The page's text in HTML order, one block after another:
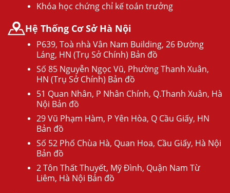
Khóa học chứng chỉ kế toán trưởng
Hệ Thống Cơ Sở Hà Nội
P639, Toà nhà Vân Nam Building, 26 Đường
Láng, HN (Trụ Sở Chính) Bản đồ
Số 85 Nguyễn Ngọc Vũ, Phường Thanh Xuân,
HN (Trụ Sở Chính) Bản đồ
51 Quan Nhân, P Nhân Chính, Q.Thanh Xuân, Hà
Nội Bản đồ
29 Vũ Phạm Hàm, P Yên Hòa, Q Cầu Giấy, HN
Bản đồ
Số 52 Phố Chùa Hà, Quan Hoa, Cầu Giấy, Hà Nội
Bản đồ
2 Tôn Thất Thuyết, Mỹ Đình, Quận Nam Từ
Liêm, Hà Nội Bản đồ